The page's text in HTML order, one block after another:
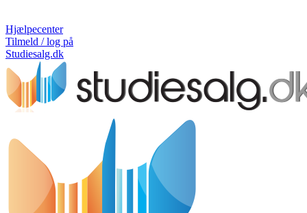
Hjælpecenter
Tilmeld / log på
Studiesalg.dk